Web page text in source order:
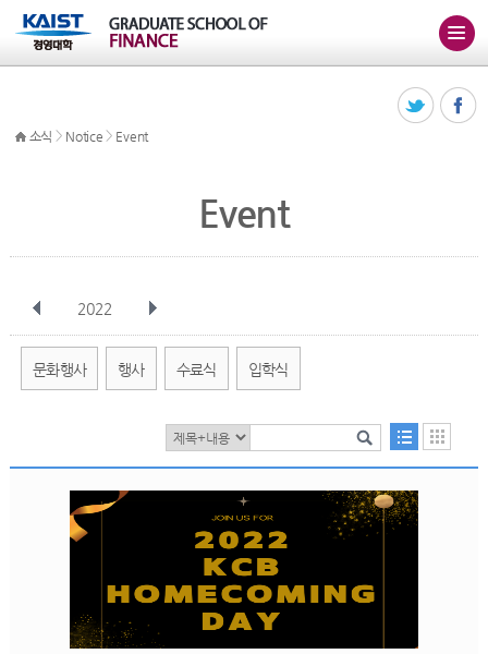
소식 > Notice > Event
Event
2022
전체 1월 2월 4월 5월 6월
문화행사 행사 수료식 입학식